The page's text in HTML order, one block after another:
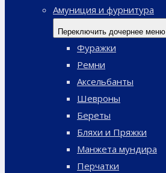
Амуниция и фурнитура
Переключить дочернее меню
Фуражки
Ремни
Аксельбанты
Шевроны
Береты
Бляхи и Пряжки
Манжета мундира
Перчатки